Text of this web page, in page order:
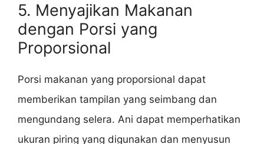
5. Menyajikan Makanan
dengan Porsi yang
Proporsional
Porsi makanan yang proporsional dapat
memberikan tampilan yang seimbang dan
mengundang selera. Ani dapat memperhatikan
ukuran piring yang digunakan dan menyusun